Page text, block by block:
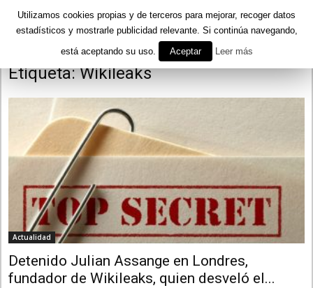
Etiquetas Wikileaks
Etiqueta: Wikileaks
Actualidad
Detenido Julian Assange en Londres,
fundador de Wikileaks, quien desveló el...
Utilizamos cookies propias y de terceros para mejorar, recoger datos
estadísticos y mostrarle publicidad relevante. Si continúa navegando,
está aceptando su uso.
Aceptar Leer más